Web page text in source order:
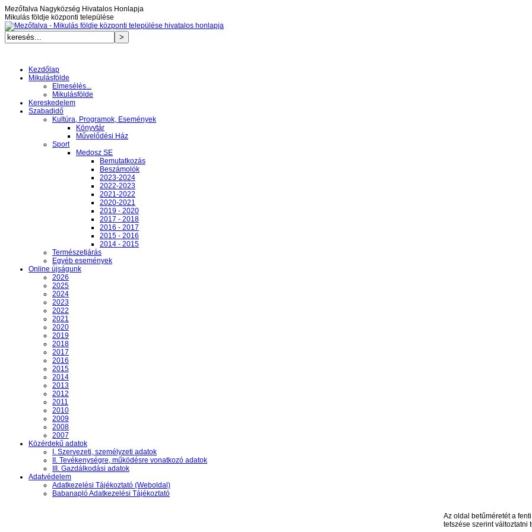
Mezőfalva Nagyközség Hivatalos Honlapja
Mikulás földje központi települése
Kezdőlap
Mikulásfölde
Elmesélés...
Mikulásfölde
Kereskedelem
Szabadidő
Kultúra, Programok, Események
Könyvtár
Művelődési Ház
Sport
Medosz SE
Bemutatkozás
Beszámolók
2023-2024
2022-2023
2021-2022
2020-2021
2019 - 2020
2017 - 2018
2016 - 2017
2015 - 2016
2014 - 2015
Természetjárás
Egyéb események
Online újságunk
2026
2025
2024
2023
2022
2021
2020
2019
2018
2017
2016
2015
2014
2013
2012
2011
2010
2009
2008
2007
Közérdekű adatok
I. Szervezeti, személyzeti adatok
II. Tevékenységre, működésre vonatkozó adatok
III. Gazdálkodási adatok
Adatvédelem
Adatkezelési Tájékoztató (Weboldal)
Babanapló Adatkezelési Tájékoztató
Az oldal betűméretét a
tetszése szerint változtatni